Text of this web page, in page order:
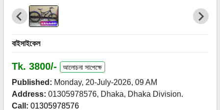
বাইসাইকেল
Tk. 3800/- আলোচনা সাপেক্ষে
Published: Monday, 20-July-2026, 09 AM
Address: 01305978576, Dhaka, Dhaka Division.
Call: 01305978576